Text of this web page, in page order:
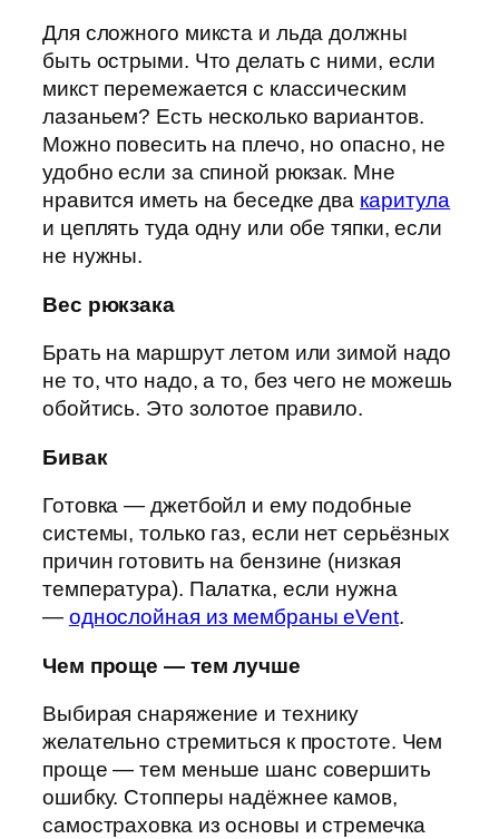
Для сложного микста и льда должны
быть острыми. Что делать с ними, если
микст перемежается с классическим
лазаньем? Есть несколько вариантов.
Можно повесить на плечо, но опасно, не
удобно если за спиной рюкзак. Мне
нравится иметь на беседке два каритула
и цеплять туда одну или обе тяпки, если
не нужны.
Вес рюкзака
Брать на маршрут летом или зимой надо
не то, что надо, а то, без чего не можешь
обойтись. Это золотое правило.
Бивак
Готовка — джетбойл и ему подобные
системы, только газ, если нет серьёзных
причин готовить на бензине (низкая
температура). Палатка, если нужна
— однослойная из мембраны eVent.
Чем проще — тем лучше
Выбирая снаряжение и технику
желательно стремиться к простоте. Чем
проще — тем меньше шанс совершить
ошибку. Стопперы надёжнее камов,
самостраховка из основы и стремечка